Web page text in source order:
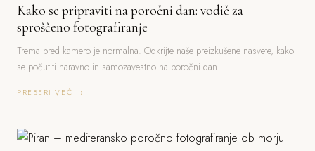
Kako se pripraviti na poročni dan: vodič za
sproščeno fotografiranje
Trema pred kamero je normalna. Odkrijte naše preizkušene nasvete, kako
se počutiti naravno in samozavestno na poročni dan.
PREBERI VEČ →